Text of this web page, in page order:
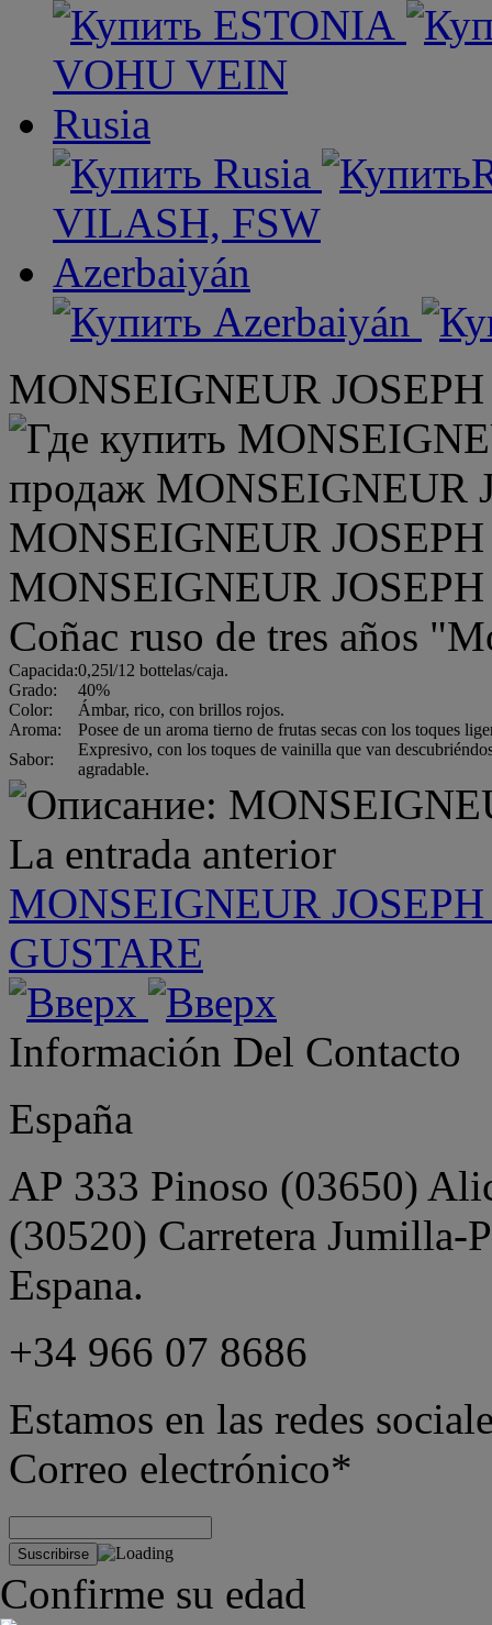
Confirme su edad
VOHU VEIN
Rusia
VILASH, FSW
Azerbaiyán
MONSEIGNEUR
Coñac ruso de tres años
Capacida:0,25l/12 bottelas/caja.
Grado:
40%
Color:
Ámbar, rico, con brillos rojos.
Aroma:
Posee de un aroma tierno de frutas secas con los toques
Sabor:
Expresivo, con los toques de vainilla que van
agradable.
La entrada anterior
MONSEIGNEUR
GUSTARE
Información Del Contacto
España
AP 333 Pinoso (03650)
(30520) Carretera
Espana.
+34 966 07 8686
Estamos en las redes
Correo electrónico*